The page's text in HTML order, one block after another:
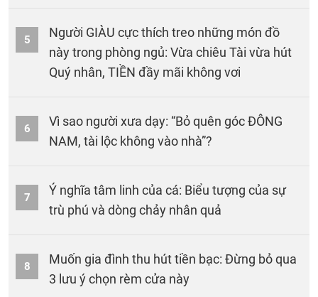
5
Người GIÀU cực thích treo những món đồ
này trong phòng ngủ: Vừa chiêu Tài vừa hút
Quý nhân, TIỀN đầy mãi không vơi
6
Vì sao người xưa dạy: “Bỏ quên góc ĐÔNG
NAM, tài lộc không vào nhà”?
7
Ý nghĩa tâm linh của cá: Biểu tượng của sự
trù phú và dòng chảy nhân quả
8
Muốn gia đình thu hút tiền bạc: Đừng bỏ qua
3 lưu ý chọn rèm cửa này